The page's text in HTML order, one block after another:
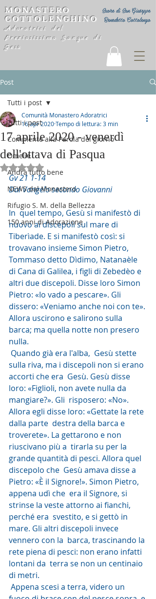
Suore di San Giuseppe
Benedetto Cottolengo
MONASTERO
COTTOLENGHINO
Adoratrici del
Preziosissimo Sangue di
Gesù
Post
Tutti i post
Commento alla Parola del giorno
Omelie
Andrà tutto bene
NEWS dal Monastero
Rifugio S. M. della Bellezza
150 anni di Adorazione
Tutti i post
17 aprile 2020 - venerdì
dell'ottava di Pasqua
Comunità Monastero Adoratrici
16 apr 2020Tempo di lettura: 3 min
Valutazione NaN stelle su 5.
Gv 21 1-14
Dal Vangelo secondo Giovanni
In  quel tempo, Gesù si manifestò di
nuovo ai discepoli sul mare di
Tiberìade. E si manifestò così: si
trovavano insieme Simon Pietro,
Tommaso detto Dìdimo, Natanaèle
di Cana di Galilea, i figli di Zebedèo e
altri due discepoli. Disse loro Simon
Pietro: «Io vado a pescare». Gli
dissero: «Veniamo anche noi con te».
Allora uscirono e salirono sulla
barca; ma quella notte non presero
nulla.
sulla riva, ma i discepoli non si erano
accorti che era  Gesù. Gesù disse
loro: «Figlioli, non avete nulla da
mangiare?». Gli  risposero: «No».
Allora egli disse loro: «Gettate la rete
dalla parte  destra della barca e
troverete». La gettarono e non
riuscivano più a  tirarla su per la
grande quantità di pesci. Allora quel
discepolo che  Gesù amava disse a
Pietro: «È il Signore!». Simon Pietro,
appena udì che  era il Signore, si
strinse la veste attorno ai fianchi,
perché era  svestito, e si gettò in
mare. Gli altri discepoli invece
vennero con la  barca, trascinando la
rete piena di pesci: non erano infatti
lontani da  terra se non un centinaio
di metri.